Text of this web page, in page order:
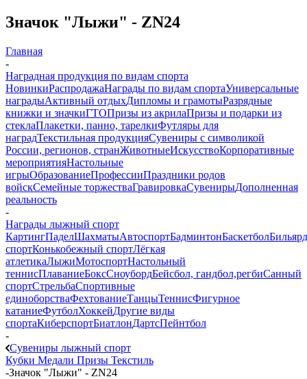
Значок "Лыжи" - ZN24
Главная
-
Наградная продукция по видам спорта
НовинкиРаспродажаНаграды по видам спортаУниверсальные
наградыАктивный отдыхДипломы и грамотыРазрядные
книжки и значкиГТОПризы из акрилаПризы и подарки из
стеклаПлакетки, панно, тарелкиФутляры для
наградТекстильная продукцияСувениры с символикой
России, регионов, странЖивотныеИскусствоКорпоративные
мероприятияНастольные
игрыОбразованиеПрофессииПраздники родов
войскСемейные торжестваГравировкаСувенирыДополненная
реальность
-
Награды лыжный спорт
КартингПаделШахматыАвтоспортБадминтонБаскетболБильярд
спортКонькобежный спортЛёгкая
атлетикаЛыжиМотоспортНастольный
теннисПлаваниеБоксСноубордБейсбол, гандбол,регбиСанный
спортСтрельбаСпортивные
единоборстваФехтованиеТанцыТеннисФигурное
катаниеФутболХоккейДругие виды
спортаКиберспортБиатлонДартсПейнтбол
-
Сувениры лыжный спорт
Кубки Медали Призы Текстиль
-Значок "Лыжи" - ZN24